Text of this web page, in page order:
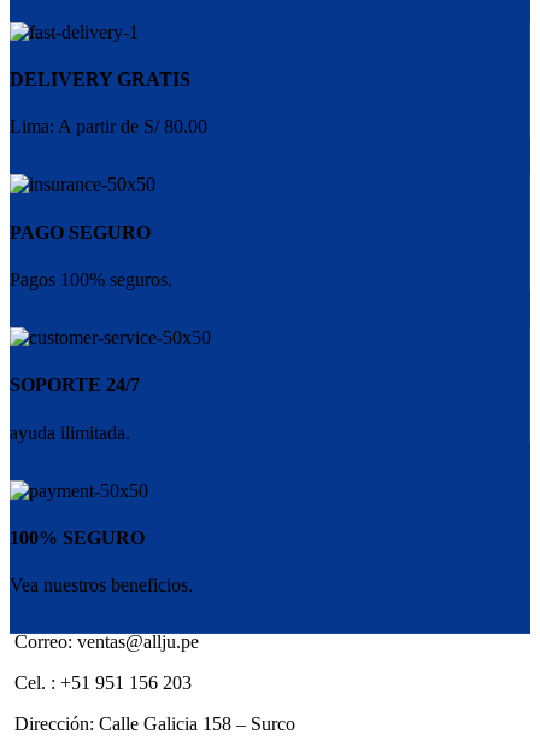
DELIVERY GRATIS
Lima: A partir de S/ 80.00
PAGO SEGURO
Pagos 100% seguros.
SOPORTE 24/7
ayuda ilimitada.
100% SEGURO
Vea nuestros beneficios.
Correo: ventas@allju.pe
Cel. : +51 951 156 203
Dirección: Calle Galicia 158 – Surco